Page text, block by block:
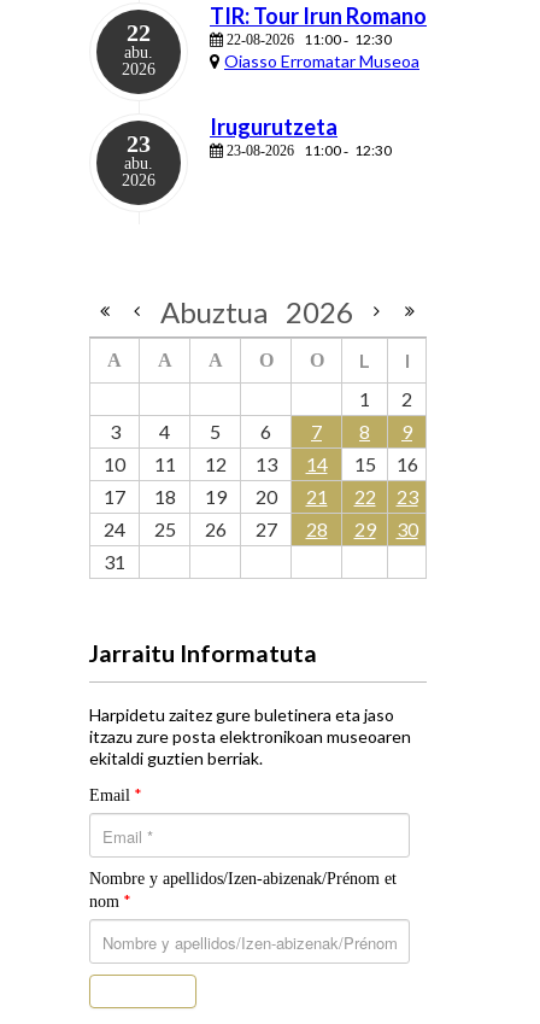
22
abu.
2026
TIR: Tour Irun Romano
22-08-2026 11:00- 12:30
Oiasso Erromatar Museoa
23
abu.
2026
Irugurutzeta
23-08-2026 11:00- 12:30
Abuztua 2026
A A A O O L
I
1
2
3
4 5 6 7 8
9
10
11 12 13 14 15
16
17
18 19 20 21 22
23
24
25 26 27 28 29
30
31
Jarraitu Informatuta
Harpidetu zaitez gure buletinera eta jaso
itzazu zure posta elektronikoan museoaren
ekitaldi guztien berriak.
Email *
Nombre y apellidos/Izen-abizenak/Prénom et
nom *